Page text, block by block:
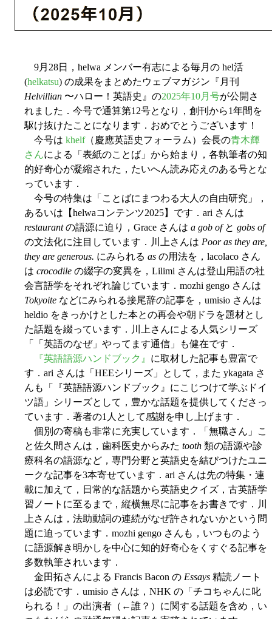
9月28日，helwa メンバー有志による毎月の hel活
(helkatsu) の成果をまとめたウェブマガジン『月刊
Helvillian 〜ハロー！英語史』の2025年10月号が公開さ
れました．今号で通算第12号となり，創刊から1年間を
駆け抜けたことになります．おめでとうございます！
今号は khelf（慶應英語史フォーラム）会長の青木輝
さんによる「表紙のことば」から始まり，各執筆者の知
的好奇心が凝縮された，たいへん読み応えのある号とな
っています．
今号の特集は「ことばにまつわる大人の自由研究」，
あるいは【helwaコンテンツ2025】です．ari さんは
restaurantの語源に迫り，Grace さんは a gob ofと gobs of
の文法化に注目しています．川上さんは Poor as they are,
they are generous. にみられる as の用法を，lacolaco さん
は crocodile の綴字の変異を，Lilimi さんは登山用語の社
会言語学をそれぞれ論じています．mozhi gengo さんは
Tokyoite などにみられる接尾辞の記事を，umisio さんは
heldio をきっかけとした本との再会や朝ドラを題材とし
た話題を綴っています．川上さんによる人気シリーズ
「「英語のなぜ」やってます通信」も健在です．
『英語語源ハンドブック』 に取材した記事も豊富で
す．ari さんは「HEEシリーズ」として，また ykagata さ
んも「『英語語源ハンドブック』にこじつけて学ぶドイ
ツ語」シリーズとして，豊かな話題を提供してくださっ
ています．著者の1人として感謝を申し上げます．
個別の寄稿も非常に充実しています．「無職さん」こ
と佐久間さんは，歯科医史からみた tooth 類の語源や診
療科名の語源など，専門分野と英語史を結びつけたユニ
ークな記事を3本寄せています．ari さんは先の特集・連
載に加えて，日常的な話題から英語史クイズ，古英語学
習ノートに至るまで，縦横無尽に記事をお書きです．川
上さんは，法助動詞の連続がなぜ許されないかという問
題に迫っています．mozhi gengo さんも，いつものよう
に語源解き明かしを中心に知的好奇心をくすぐる記事を
多数執筆されいます．
金田拓さんによる Francis Bacon の Essays 精読ノート
は必読です．umisio さんは，NHK の「チコちゃんに叱
られる！」の出演者（←誰？）に関する話題を含め，い